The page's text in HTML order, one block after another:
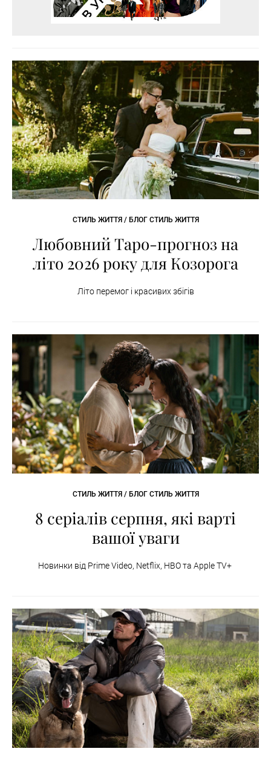
СТИЛЬ ЖИТТЯ / БЛОГ СТИЛЬ ЖИТТЯ
Любовний Таро-прогноз на
літо 2026 року для Козорога
Літо перемог і красивих збігів
СТИЛЬ ЖИТТЯ / БЛОГ СТИЛЬ ЖИТТЯ
8 серіалів серпня, які варті
вашої уваги
Новинки від Prime Video, Netflix, HBO та Apple TV+